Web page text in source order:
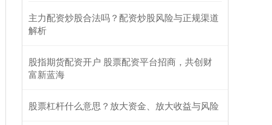
主力配资炒股合法吗？配资炒股风险与正规渠道
解析
股指期货配资开户 股票配资平台招商，共创财
富新蓝海
股票杠杆什么意思？放大资金、放大收益与风险